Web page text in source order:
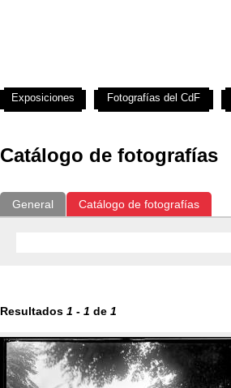
Catálogo de fotografías
General Catálogo de fotografías
Resultados 1 - 1 de 1
Exposiciones Fotografías del CdF